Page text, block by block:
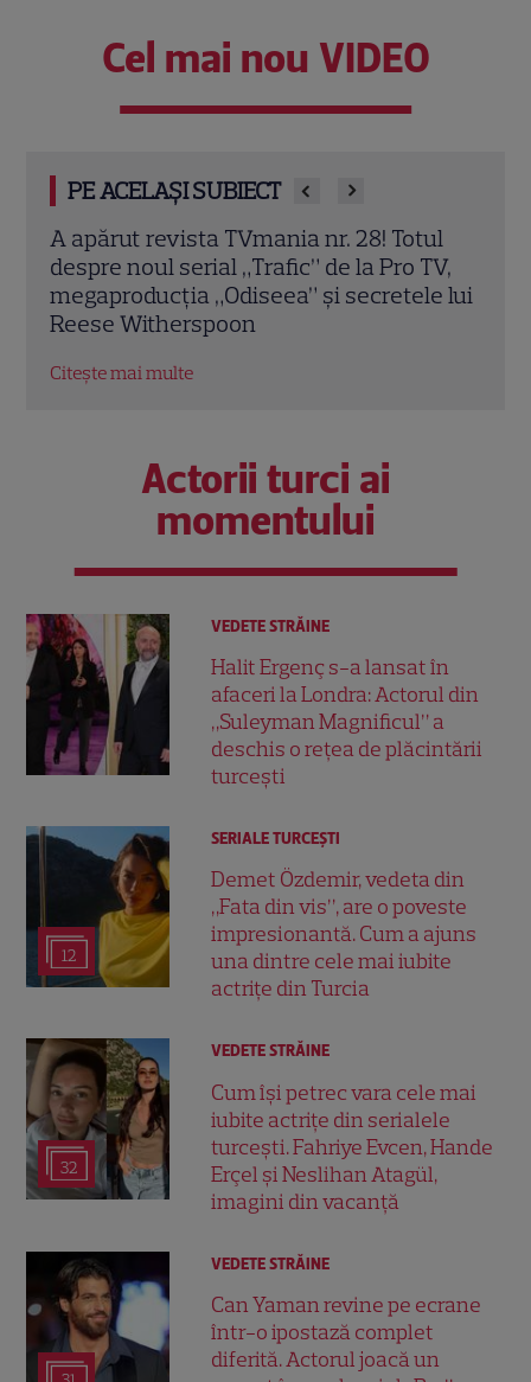
Cel mai nou VIDEO
PE ACELAȘI SUBIECT
A apărut noul număr TVmania! Florin
Răducioiu aduce magia Mondialului pe
coperta noii ediții
Actorii turci ai
momentului
VEDETE STRĂINE
Halit Ergenç s-a lansat în
afaceri la Londra: Actorul din
„Suleyman Magnificul” a
deschis o rețea de plăcintării
turcești
12
SERIALE TURCEŞTI
Demet Özdemir, vedeta din
„Fata din vis”, are o poveste
impresionantă. Cum a ajuns
una dintre cele mai iubite
actrițe din Turcia
32
VEDETE STRĂINE
Cum își petrec vara cele mai
iubite actrițe din serialele
turcești. Fahriye Evcen, Hande
Erçel și Neslihan Atagül,
imagini din vacanță
VEDETE STRĂINE
Can Yaman revine pe ecrane
într-o ipostază complet
diferită. Actorul joacă un